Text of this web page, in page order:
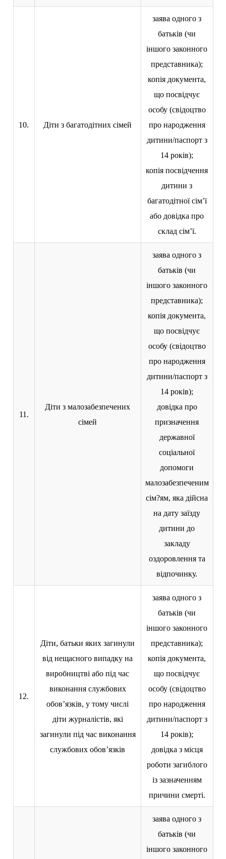
10. Діти з багатодітних сімей
заява одного з
батьків (чи
іншого законного
представника);
копія документа,
що посвідчує
особу (свідоцтво
про народження
дитини/паспорт з
14 років);
копія посвідчення
дитини з
багатодітної сім’ї
або довідка про
склад сім’ї.
11.
Діти з малозабезпечених
сімей
заява одного з
батьків (чи
іншого законного
представника);
копія документа,
що посвідчує
особу (свідоцтво
про народження
дитини/паспорт з
14 років);
довідка про
призначення
державної
соціальної
допомоги
малозабезпеченим
сім?ям, яка дійсна
на дату заїзду
дитини до
закладу
оздоровлення та
відпочинку.
12.
Діти, батьки яких загинули
від нещасного випадку на
виробництві або під час
виконання службових
обов’язків, у тому числі
діти журналістів, які
загинули під час виконання
службових обов’язків
заява одного з
батьків (чи
іншого законного
представника);
копія документа,
що посвідчує
особу (свідоцтво
про народження
дитини/паспорт з
14 років);
довідка з місця
роботи загиблого
із зазначенням
причини смерті.
заява одного з
батьків (чи
іншого законного